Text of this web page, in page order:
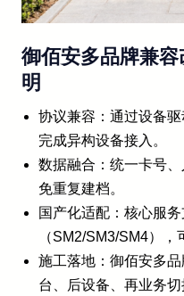
御佰安多品牌兼
明
协议兼容：通过设备
完成异构设备接入。
数据融合：统一卡号
免重复建档。
国产化适配：核心服
（SM2/SM3/SM4），
施工落地：御佰安多
台、后设备、再业务切